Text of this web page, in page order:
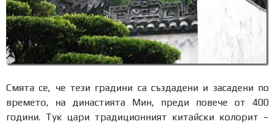
Смята се, че тези градини са създадени и засадени по
времето, на династията Мин, преди повече от 400
години. Тук цари традиционният китайски колорит –